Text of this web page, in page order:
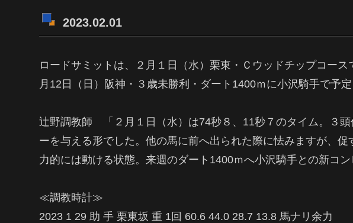
2023.02.01
ロードサミットは、２月１日（水）栗東・Ｃウッドチップコー
月12日（日）阪神・３歳未勝利・ダート1400ｍに小沢騎手で予定
辻野調教師 「２月１日（水）は74秒８、11秒７のタイム。３頭
ーを与える形でした。他の馬に前へ出られた際に怯みますが、
力的には動ける状態。来週のダート1400ｍへ小沢騎手との新コン
≪調教時計≫
2023 1 29 助 手 栗東坂 重 1回 60.6 44.0 28.7 13.8 馬ナリ余力